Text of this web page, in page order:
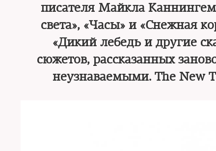
писателя Майкла
света», «Часы» и «Снежная
«Дикий лебедь и другие
сюжетов, рассказанных
неузнаваемыми. The New